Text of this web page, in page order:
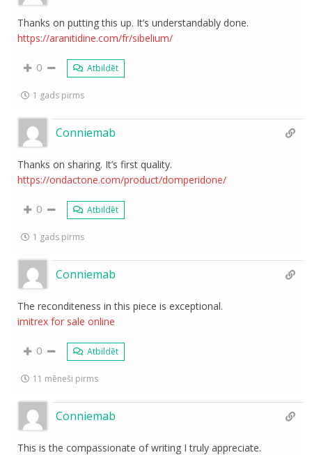
Thanks on putting this up. It’s understandably done.
https://aranitidine.com/fr/sibelium/
0 Atbildēt
1 gads pirms
Conniemab
Thanks on sharing. It’s first quality.
https://ondactone.com/product/domperidone/
0 Atbildēt
1 gads pirms
Conniemab
The reconditeness in this piece is exceptional.
imitrex for sale online
0 Atbildēt
11 mēneši pirms
Conniemab
This is the compassionate of writing I truly appreciate.